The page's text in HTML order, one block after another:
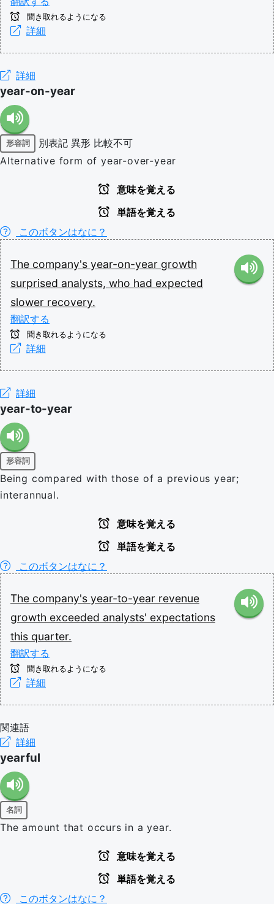
聞き取れるようになる
詳細
詳細
year-on-year
形容詞 別表記 異形 比較不可
Alternative form of year-over-year
意味を覚える
単語を覚える
このボタンはなに？
The company's year-on-year growth
surprised analysts, who had expected
slower recovery.
翻訳する
聞き取れるようになる
詳細
詳細
year-to-year
形容詞
Being compared with those of a previous year;
interannual.
意味を覚える
単語を覚える
このボタンはなに？
The company's year-to-year revenue
growth exceeded analysts' expectations
this quarter.
翻訳する
聞き取れるようになる
詳細
関連語
詳細
yearful
名詞
The amount that occurs in a year.
意味を覚える
単語を覚える
このボタンはなに？